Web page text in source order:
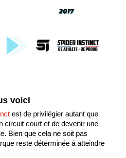
voici
est de privilégier autant que
circuit court et de devenir une
Bien que cela ne soit pas
reste déterminée à atteindre